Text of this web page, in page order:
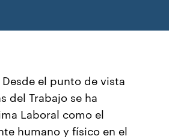
Desde el punto de vista
del Trabajo se ha
Laboral como el
humano y físico en el